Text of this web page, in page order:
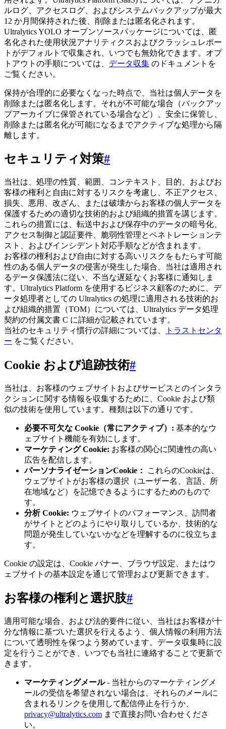
ルログ、アクセスログ、およびシステムバックアップが最大
12 か月間保持された後、削除または匿名化されます。
Ultralytics YOLO オープンソースパッケージについては、匿
名化された使用状況アナリティクスおよびクラッシュレポー
トがデフォルトで収集され、いつでも無効化できます。オプ
トアウトの手順については、 データ収集 のドキュメントを
ご覧ください。
保持が合理的に必要なくなった時点で、当社は個人データを
削除または匿名化します。それが不可能な場合（バックアッ
プアーカイブに保管されている場合など）、安全に保管し、
削除または匿名化が可能になるまでアクティブな処理から隔
離します。
セキュリティ対策#
当社は、処理の性質、範囲、コンテキスト、目的、およびお
客様の権利と自由に対するリスクを考慮し、不正アクセス、
損失、悪用、改ざん、または破壊からお客様の個人データを
保護するための適切な技術的および組織的措置を講じます。
これらの措置には、転送中および保存中のデータの暗号化、
アクセス制御と認証要件、脆弱性管理とペネトレーションテ
スト、およびインシデント対応手順などが含まれます。
お客様の権利および自由に対する高いリスクをもたらす可能
性のある個人データの侵害が発生した場合、当社は適用され
るデータ保護法に従い、不当な遅延なくお客様に通知しま
す。Ultralytics Platform を使用するビジネス顧客のために、デ
ータ処理者としての Ultralytics の処理に適用される技術的お
よび組織的措置（TOM）については、Ultralytics データ処理
契約の付属文書 C に詳細が記載されています。
当社のセキュリティ慣行の詳細については、
トラストセンタ
ー をご覧ください。
Cookie および追跡技術#
当社は、お客様のウェブサイトおよびサービスとのインタラ
クションに関する情報を収集するために、Cookie および類
似の技術を使用しています。種類は以下の通りです。
必要不可欠な Cookie（常にアクティブ）: 基本的なウ
ェブサイト機能を有効にします。
マーケティング Cookie: お客様の関心に関連性の高い
広告を配信します。
パーソナライゼーションCookie：
これらのCookieは、
ウェブサイトがお客様の選択（ユーザー名、言語、所
在地域など）を記憶できるようにするためのもので
す。
分析 Cookie: ウェブサイトのパフォーマンス、訪問者
がサイトとどのようにやり取りしているか、技術的な
問題が発生していないかなどを理解するのに役立ちま
す。
Cookie の設定は、Cookie バナー、ブラウザ設定、またはウ
ェブサイトの基本設定を通じて管理および更新できます。
お客様の権利と選択肢#
適用可能な場合、および法的要件に従い、当社はお客様が十
分な情報に基づいた選択を行えるよう、個人情報の利用方法
について透明性を保つよう努めています。データ収集時に設
定を行うことができ、いつでも当社に連絡することで更新で
きます。
マーケティングメール- 当社からのマーケティングメ
ールの受信を希望されない場合は、それらのメールに
含まれるリンクを使用して配信停止を行うか、
privacy@ultralytics.com まで直接お問い合わせくださ
い。